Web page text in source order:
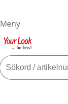
Meny